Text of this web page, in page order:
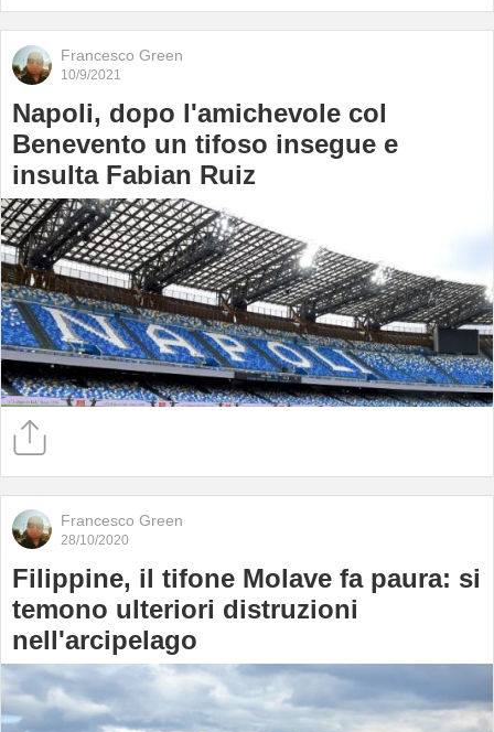
Francesco Green
10/9/2021
Napoli, dopo l'amichevole col
Benevento un tifoso insegue e
insulta Fabian Ruiz
Francesco Green
28/10/2020
Filippine, il tifone Molave fa paura: si
temono ulteriori distruzioni
nell'arcipelago